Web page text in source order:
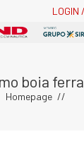
LOGIN
boia
Homepage